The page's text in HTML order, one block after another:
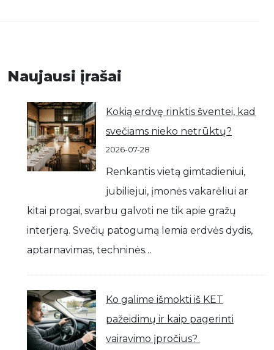
Naujausi įrašai
Kokią erdvę rinktis šventei, kad
svečiams nieko netrūktų?
2026-07-28
Renkantis vietą gimtadieniui,
jubiliejui, įmonės vakarėliui ar
kitai progai, svarbu galvoti ne tik apie gražų
interjerą. Svečių patogumą lemia erdvės dydis,
aptarnavimas, techninės…
Ko galime išmokti iš KET
pažeidimų ir kaip pagerinti
vairavimo įpročius?